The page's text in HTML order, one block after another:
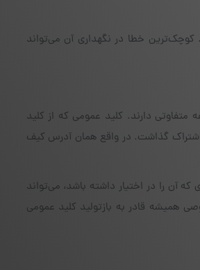
خطا در نگهداری آن می‌تواند
دارند. کلید عمومی که از کلید
اشتراک گذاشت. در واقع همان آدرس کیف
را در اختیار داشته باشد، می‌تواند
همیشه قادر به بازتولید کلید عمومی